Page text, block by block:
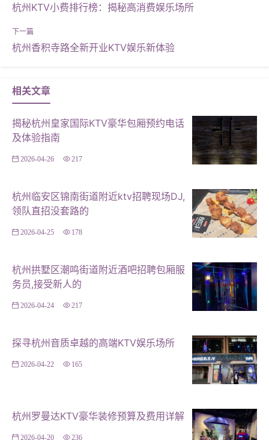
这家店经常来，不知道怎么回事，这次话筒好像不能调，
声音特别大，而且低音很重。但是来这里还是比较愉快
的，如果有88rising的新歌就更棒了。ktv果然不能和情侣
来，不然点的所有情歌都没机会唱了。,杭州高档酒吧ktv
招聘商务接待,夜场KTV小费一般是给多少 来过好多次啦~
很到位，在等房的时候会给你一张排号卡，然后你可以到
处走动，有小电影厅给你休息，为了避免找不到你，还会
记下你的衣着特征，超贴心~我能说纯K的食物超级好吃的
好吃，牛肉大块扎实，面条是中间有点硬硬的有嚼劲那种
~甘梅薯条每次来必点~卤味拼盘里面有个豆腐也相当好次
~周末白日场小房128三小时，中房178，相当划算啊~,
杭州KTV小费排行榜：揭秘高消费娱乐场所
杭州香积寺路全新开业KTV娱乐新体验
相关文章
揭秘杭州皇家国际KTV豪华包厢预约电话
及体验指南
2026-04-26 217
杭州临安区锦南街道附近ktv招聘现场DJ,
领队直招没套路的
2026-04-25 178
杭州拱墅区潮鸣街道附近酒吧招聘包厢服
务员,接受新人的
2026-04-24 217
探寻杭州音质卓越的高端KTV娱乐场所
2026-04-22 165
杭州罗曼达KTV豪华装修预算及费用详解
2026-04-20 236